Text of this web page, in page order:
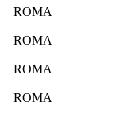
ROMA
ROMA
ROMA
ROMA